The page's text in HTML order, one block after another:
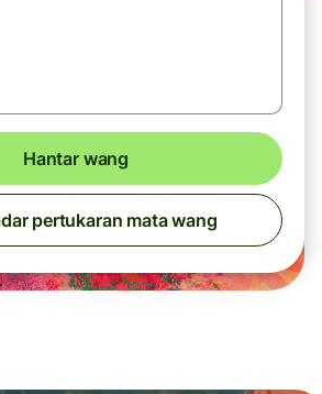
Hantar wang
pertukaran mata wang